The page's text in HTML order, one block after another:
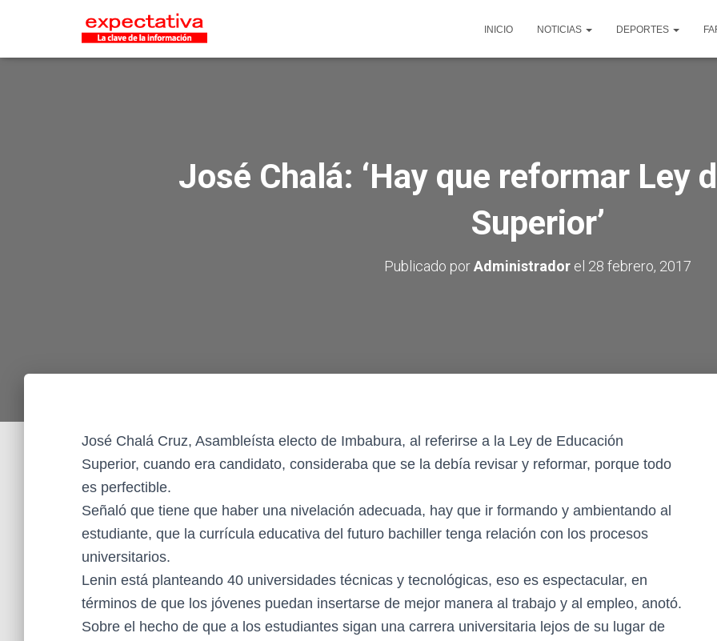
INICIO NOTICIAS DEPORTES
José Chalá: ‘Hay que reformar Ley
Superior’
Publicado porAdministrador el 28 febrero, 2017
José Chalá Cruz, Asambleísta electo de Imbabura, al referirse a la Ley de Educación
Superior, cuando era candidato, consideraba que se la debía revisar y reformar, porque todo
es perfectible.
Señaló que tiene que haber una nivelación adecuada, hay que ir formando y ambientando al
estudiante, que la currícula educativa del futuro bachiller tenga relación con los procesos
universitarios.
Lenin está planteando 40 universidades técnicas y tecnológicas, eso es espectacular, en
términos de que los jóvenes puedan insertarse de mejor manera al trabajo y al empleo, anotó.
Sobre el hecho de que a los estudiantes sigan una carrera universitaria lejos de su lugar de